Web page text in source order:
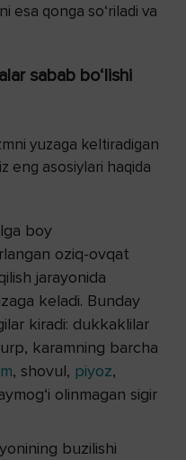
esa qonga so‘riladi va
sabab bo‘lishi
yuzaga keltiradigan
eng asosiylari haqida
boy
oziq-ovqat
jarayonida
keladi. Bunday
kiradi: dukkaklilar
karamning barcha
, shovul, piyoz,
olinmagan sigir
buzilishi